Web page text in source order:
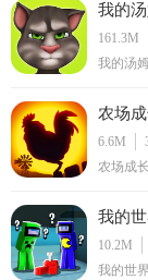
送鲜花
猫爱安
蠢萌汤
我的
161.3M
我的汤
什么？
戏介绍
扰本。
农场
6.6M
农场成
到底，
费版介
僵尸，
我的
us for
10.2M
我的世